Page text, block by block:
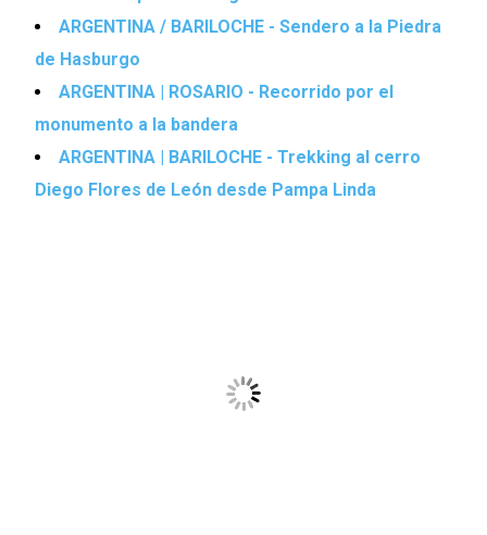
ARGENTINA / BARILOCHE - Sendero a la Piedra
de Hasburgo
ARGENTINA | ROSARIO - Recorrido por el
monumento a la bandera
ARGENTINA | BARILOCHE - Trekking al cerro
Diego Flores de León desde Pampa Linda